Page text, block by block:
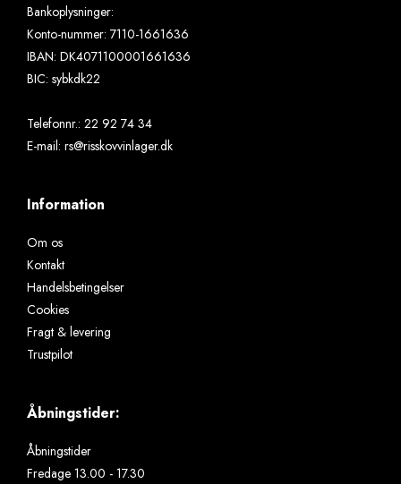
Bankoplysninger:
Konto-nummer: 7110-1661636
IBAN: DK4071100001661636
BIC: sybkdk22
Telefonnr.: 22 92 74 34
E-mail: rs@risskovvinlager.dk
Information
Om os
Kontakt
Handelsbetingelser
Cookies
Fragt & levering
Trustpilot
Åbningstider:
Åbningstider
Fredage 13.00 - 17.30